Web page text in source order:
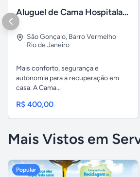
Aluguel de Cama Hospitalar Motorizada RJ
São Gonçalo, Barro Vermelho
Rio de Janeiro
Mais conforto, segurança e
autonomia para a recuperação em
casa. A Cama...
R$ 400,00
Mais Vistos em
Popular